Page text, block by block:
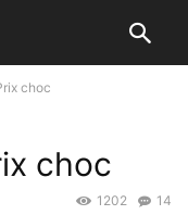
choc
choc
14
1202